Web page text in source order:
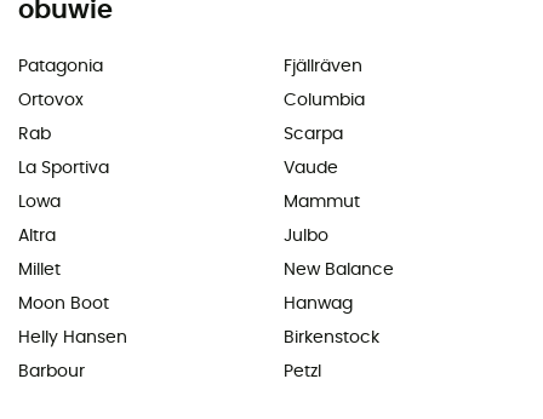
obuwie
Patagonia
Ortovox
Rab
La Sportiva
Lowa
Altra
Millet
Moon Boot
Helly Hansen
Barbour
Fjällräven
Columbia
Scarpa
Vaude
Mammut
Julbo
New Balance
Hanwag
Birkenstock
Petzl